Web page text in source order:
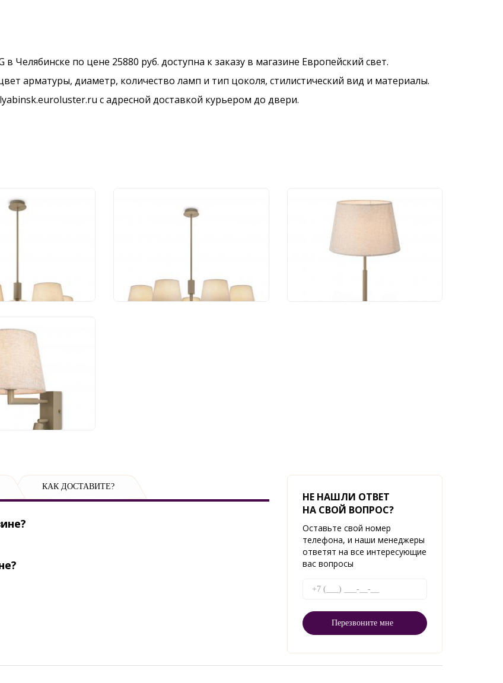
в Челябинске по цене 25880 руб. доступна к заказу в магазине Европейский свет.
арматуры, диаметр, количество ламп и тип цоколя, стилистический вид и материалы.
с адресной доставкой курьером до двери.
светильник
Подвесной светильник
Freya Butler FR2057PL-
Настольный светильник
Freya Butler FR2057TL-
9 350 руб.
Butler
КАК ДОСТАВИТЕ?
НЕ НАШЛИ ОТВЕТ
НА СВОЙ ВОПРОС?
Оставьте свой номер
телефона, и наши менеджеры
ответят на все интересующие
вас вопросы